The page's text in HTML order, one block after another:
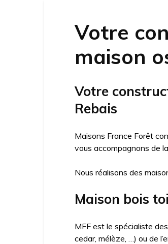
Votre
maison
Votre
Rebais
Maisons France Forêt
vous accompagnons de
Nous réalisons des
Maison bois
MFF est le spécialiste
cedar, mélèze, …) ou de